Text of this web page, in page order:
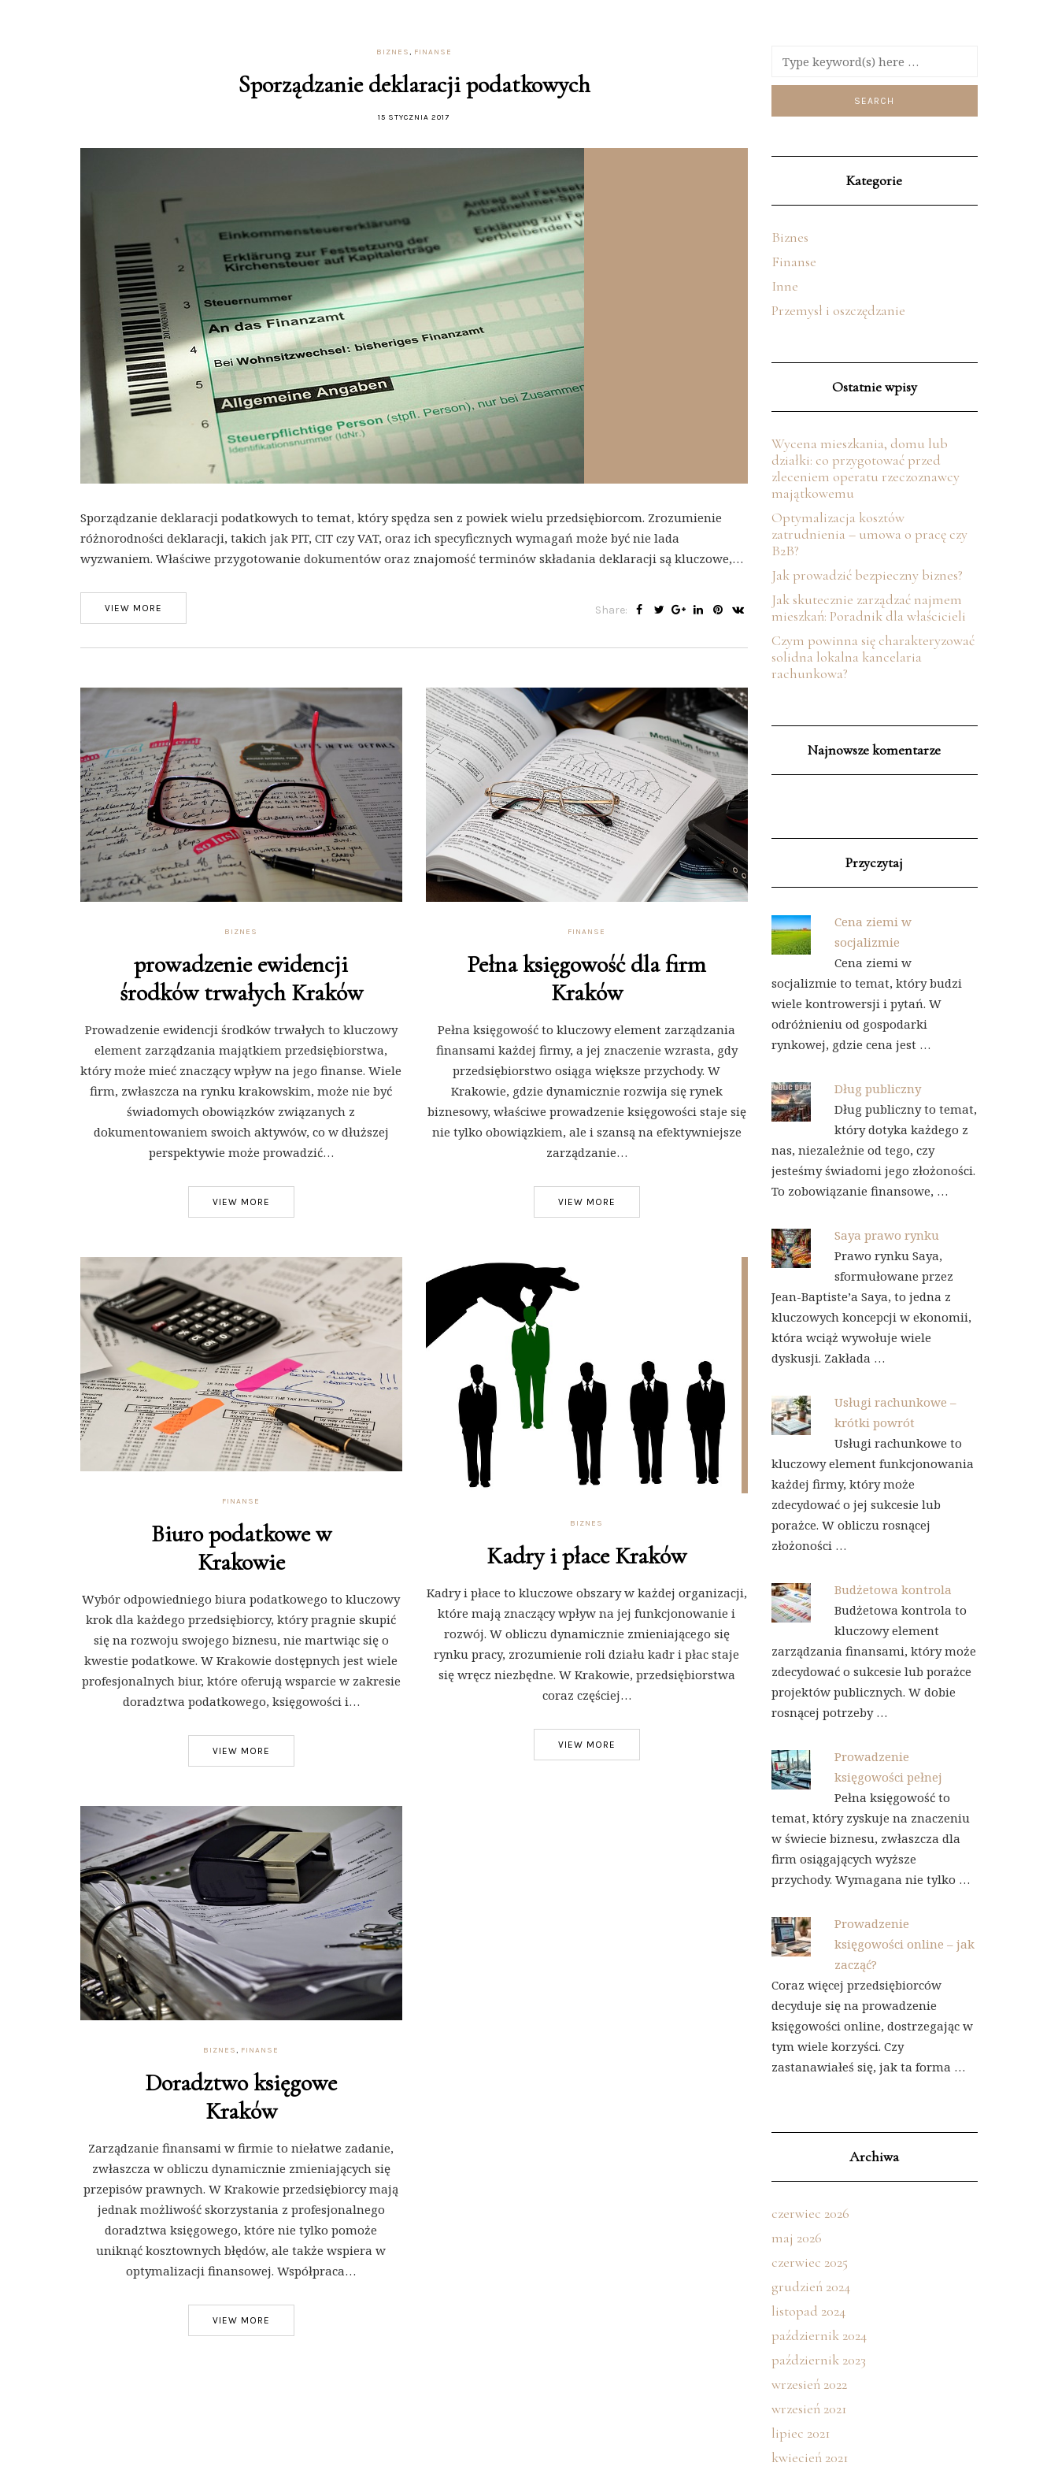
BIZNES, FINANSE
Sporządzanie deklaracji podatkowych
15 STYCZNIA 2017
Sporządzanie deklaracji podatkowych to temat, który spędza sen z powiek wielu przedsiębiorcom. Zrozumienie
różnorodności deklaracji, takich jak PIT, CIT czy VAT, oraz ich specyficznych wymagań może być nie lada
wyzwaniem. Właściwe przygotowanie dokumentów oraz znajomość terminów składania deklaracji są kluczowe,…
VIEW MORE Share:
BIZNES
prowadzenie ewidencji
środków trwałych Kraków
Prowadzenie ewidencji środków trwałych to kluczowy
element zarządzania majątkiem przedsiębiorstwa,
który może mieć znaczący wpływ na jego finanse. Wiele
firm, zwłaszcza na rynku krakowskim, może nie być
świadomych obowiązków związanych z
dokumentowaniem swoich aktywów, co w dłuższej
perspektywie może prowadzić…
VIEW MORE
FINANSE
Pełna księgowość dla firm
Kraków
Pełna księgowość to kluczowy element zarządzania
finansami każdej firmy, a jej znaczenie wzrasta, gdy
przedsiębiorstwo osiąga większe przychody. W
Krakowie, gdzie dynamicznie rozwija się rynek
biznesowy, właściwe prowadzenie księgowości staje się
nie tylko obowiązkiem, ale i szansą na efektywniejsze
zarządzanie…
VIEW MORE
FINANSE
Biuro podatkowe w
Krakowie
Wybór odpowiedniego biura podatkowego to kluczowy
krok dla każdego przedsiębiorcy, który pragnie skupić
się na rozwoju swojego biznesu, nie martwiąc się o
kwestie podatkowe. W Krakowie dostępnych jest wiele
profesjonalnych biur, które oferują wsparcie w zakresie
doradztwa podatkowego, księgowości i…
VIEW MORE
BIZNES
Kadry i płace Kraków
Kadry i płace to kluczowe obszary w każdej organizacji,
które mają znaczący wpływ na jej funkcjonowanie i
rozwój. W obliczu dynamicznie zmieniającego się
rynku pracy, zrozumienie roli działu kadr i płac staje
się wręcz niezbędne. W Krakowie, przedsiębiorstwa
coraz częściej…
VIEW MORE
BIZNES, FINANSE
Doradztwo księgowe
Kraków
Zarządzanie finansami w firmie to niełatwe zadanie,
zwłaszcza w obliczu dynamicznie zmieniających się
przepisów prawnych. W Krakowie przedsiębiorcy mają
jednak możliwość skorzystania z profesjonalnego
doradztwa księgowego, które nie tylko pomoże
uniknąć kosztownych błędów, ale także wspiera w
optymalizacji finansowej. Współpraca…
VIEW MORE
Kategorie
Biznes
Finanse
Inne
Przemysł i oszczędzanie
Ostatnie wpisy
Wycena mieszkania, domu lub
działki: co przygotować przed
zleceniem operatu rzeczoznawcy
majątkowemu
Optymalizacja kosztów
zatrudnienia – umowa o pracę czy
B2B?
Jak prowadzić bezpieczny biznes?
Jak skutecznie zarządzać najmem
mieszkań: Poradnik dla właścicieli
Czym powinna się charakteryzować
solidna lokalna kancelaria
rachunkowa?
Najnowsze komentarze
Przyczytaj
Cena ziemi w
socjalizmie
Cena ziemi w
socjalizmie to temat, który budzi
wiele kontrowersji i pytań. W
odróżnieniu od gospodarki
rynkowej, gdzie cena jest …
Dług publiczny
Dług publiczny to temat,
który dotyka każdego z
nas, niezależnie od tego, czy
jesteśmy świadomi jego złożoności.
To zobowiązanie finansowe, …
Saya prawo rynku
Prawo rynku Saya,
sformułowane przez
Jean-Baptiste’a Saya, to jedna z
kluczowych koncepcji w ekonomii,
która wciąż wywołuje wiele
dyskusji. Zakłada …
Usługi rachunkowe –
krótki powrót
Usługi rachunkowe to
kluczowy element funkcjonowania
każdej firmy, który może
zdecydować o jej sukcesie lub
porażce. W obliczu rosnącej
złożoności …
Budżetowa kontrola
Budżetowa kontrola to
kluczowy element
zarządzania finansami, który może
zdecydować o sukcesie lub porażce
projektów publicznych. W dobie
rosnącej potrzeby …
Prowadzenie
księgowości pełnej
Pełna księgowość to
temat, który zyskuje na znaczeniu
w świecie biznesu, zwłaszcza dla
firm osiągających wyższe
przychody. Wymagana nie tylko …
Prowadzenie
księgowości online – jak
zacząć?
Coraz więcej przedsiębiorców
decyduje się na prowadzenie
księgowości online, dostrzegając w
tym wiele korzyści. Czy
zastanawiałeś się, jak ta forma …
Archiwa
czerwiec 2026
maj 2026
czerwiec 2025
grudzień 2024
listopad 2024
październik 2024
październik 2023
wrzesień 2022
wrzesień 2021
lipiec 2021
kwiecień 2021